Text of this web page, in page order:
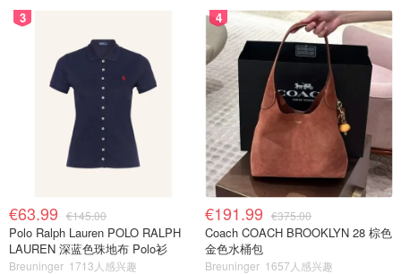
3
€63.99 €145.00
Polo Ralph Lauren POLO RALPH
LAUREN 深蓝色珠地布 Polo衫
Breuninger 1713人感兴趣
4
€191.99 €375.00
Coach COACH BROOKLYN 28 棕色
金色水桶包
Breuninger 1657人感兴趣